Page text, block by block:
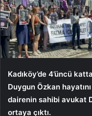
Kadıköy’de 4’üncü
Duygun Özkan
dairenin sahibi avukat
ortaya çıktı.